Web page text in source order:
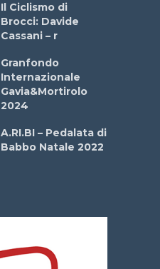
Il Ciclismo di
Brocci: Davide
Cassani – r
Granfondo
Internazionale
Gavia&Mortirolo
2024
A.RI.BI – Pedalata di
Babbo Natale 2022